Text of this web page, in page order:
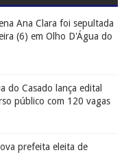
Ana Clara foi sepultada
(6) em Olho D'Água do
do Casado lança edital
público com 120 vagas
prefeita eleita de